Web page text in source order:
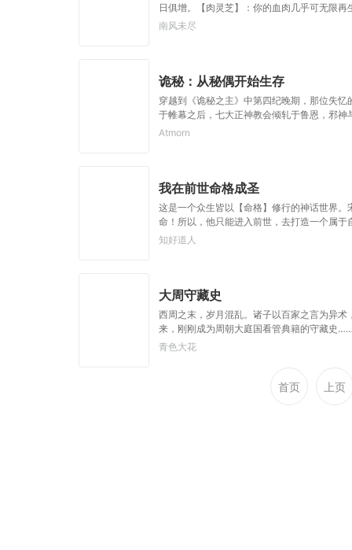
日俱增。【肉灵芝】：你的血肉几乎可无限
依】：你每度过一次劫难，就会获得一份福
南风未尽
诡秘：从秘偶开始生存
穿越到《诡秘之主》中第四纪晚期，那位失
于帷幕之后，七大正神教会倾轧于鲁恩，邪
者是陷入污染与疯狂之前的最后挣扎？当秘
Atmorn
我在前世命格成圣
这是一个众生皆以【命格】修行的神话世界
命！所以，他只能进入前世，去打造一个属
成。炽白命格】【饕食之命：贪食无忌，无
知好道人
大周守藏史
西周之末，岁月混乱。诸子以百家之言为异
来，刚刚成为周朝大庭国看管典籍的守藏史
青色大花
首页 上页